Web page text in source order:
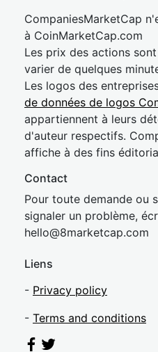
CompaniesMarketCap
à CoinMarketCap.com
Les prix des actions
varier de quelques
Les logos des
de données de logos
appartiennent à leurs
d'auteur respectifs.
affiche à des fins
Contact
Pour toute demande ou
signaler un problème,
hello@8marketcap.com
Liens
- Privacy policy
- Terms and conditions